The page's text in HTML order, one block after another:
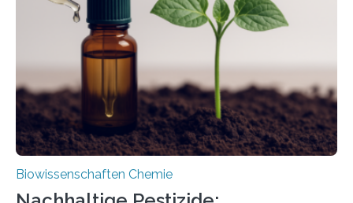
nun den Namen Cretosabethes primaevus. Dieser erste
fossile Nachweis einer Stechmückenlarve in Bernstein
stellt gleichzeitig den ersten Fossilfund einer
Mückenlarve aus dem Mesozoikum dar, denn…
Biowissenschaften Chemie